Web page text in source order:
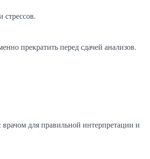
стрессов.
прекратить перед сдачей анализов.
врачом для правильной интерпретации и